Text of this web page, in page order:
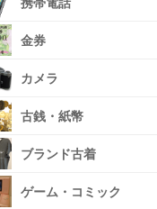
携帯電話
金券
カメラ
古銭・紙幣
ブランド古着
ゲーム・コミック